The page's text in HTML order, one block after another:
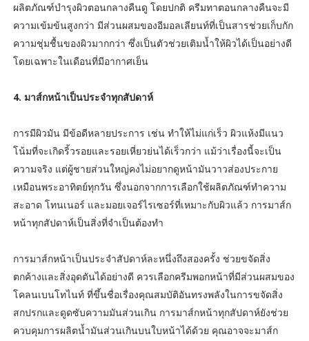
ผลิตภัณฑ์บำรุงผิวตอนกลางคืนดู โดยปกติ ครีมทาตอนกลางคืนจะมี
ความเข้มข้นสูงกว่า มีส่วนผสมของอีมอลเลียนท์ที่เป็นสารช่วยเก็บกัก
ความชุ่มชื้นของผิวมากกว่า ซึ่งเป็นตัวช่วยเติมน้ำให้ผิวได้เป็นอย่างดี
โดยเฉพาะในเดือนที่มีอากาศเย็น
4. มาส์กหน้าเป็นประจำทุกสัปดาห์
การมีผิวมัน มีข้อดีหลายประการ เช่น ทำให้ไม่แก่เร็ว ผิวแห้งมีแนว
โน้มที่จะเกิดริ้วรอยและรอยเหี่ยวย่นได้เร็วกว่า แม้ว่าเรื่องนี้จะเป็น
ความจริง แต่ผู้ชายส่วนใหญ่คงไม่อยากดูหน้ามันวาวส่องประกาย
เหมือนพระอาทิตย์ทุกวัน ซึ่งนอกจากการเลือกใช้ผลิตภัณฑ์ทำความ
สะอาด โทนเนอร์ และมอยเจอร์ไรเซอร์ที่เหมาะกับผิวแล้ว การมาส์ก
หน้าทุกสัปดาห์เป็นสิ่งที่จำเป็นต้องทำ
การมาส์กหน้าเป็นประจำสัปดาห์ละหนึ่งถึงสองครั้ง ช่วยขจัดสิ่ง
ตกค้างและสิ่งอุดตันได้อย่างดี ควรเลือกครีมพอกหน้าที่มีส่วนผสมของ
โคลนเบนโทไนท์ ที่ขึ้นชื่อเรื่องคุณสมบัติอันทรงพลังในการขจัดสิ่ง
สกปรกและดูดซับความมันส่วนเกิน การมาส์กหน้าทุกสัปดาห์ยังช่วย
ควบคุมการผลิตน้ำมันส่วนเกินบนใบหน้าได้ด้วย คุณอาจจะมาส์ก